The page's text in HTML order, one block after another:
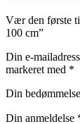
Vær den første
100 cm”
Din e-
markeret med *
Din bedømmelse
Din anmeldelse